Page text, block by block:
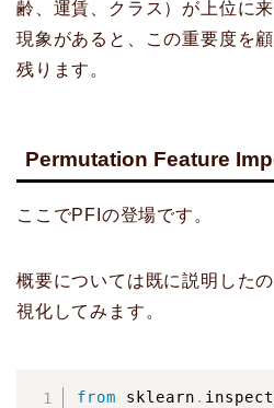
齢、運賃、クラス）が上位に
現象があると、この重要度を
残ります。
Permutation Feature
ここでPFIの登場です。
概要については既に説明した
視化してみます。
from sklearn .